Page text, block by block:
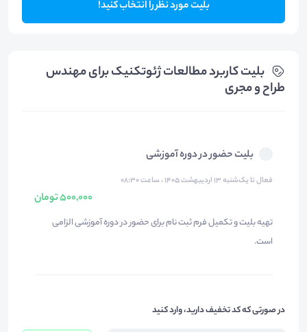
بلیت مورد نظر را انتخاب کنید!
بلیت‌ کاربرد مطالعات ژئوتکنیک برای مهندس
طراح و مجری
بلیت حضور در دوره آموزشی
فعال تا یک‌شنبه ۱۳ اردیبهشت ۱۴۰۵ ، ساعت ۰۸:۳۰
500,000 تومان
تهیه بلیت و تکمیل فرم ثبت نام برای حضور در دوره آموزشی الزامی
است.
در صورتی که کد تخفیف دارید، وارد کنید